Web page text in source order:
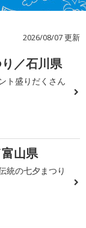
2026/08/07 更新
／石川県
ト盛りだくさん
山県
統の七夕まつり